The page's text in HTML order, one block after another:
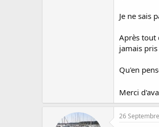
Je ne sais
Après tout
jamais
Qu'en
Merci
26